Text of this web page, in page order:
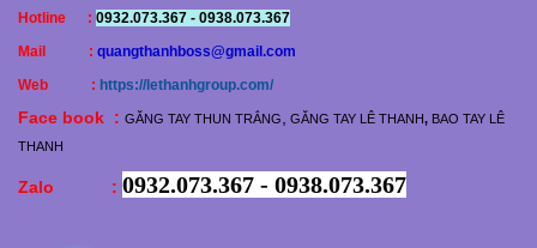
Hotline : 0932.073.367 - 0938.073.367
Mail : quangthanhboss@gmail.com
Web : https://lethanhgroup.com/
Face book : GĂNG TAY THUN TRẮNG GĂNG TAY LÊ THANH, BAO TAY LÊ
THANH
Zalo : 0932.073.367 - 0938.073.367